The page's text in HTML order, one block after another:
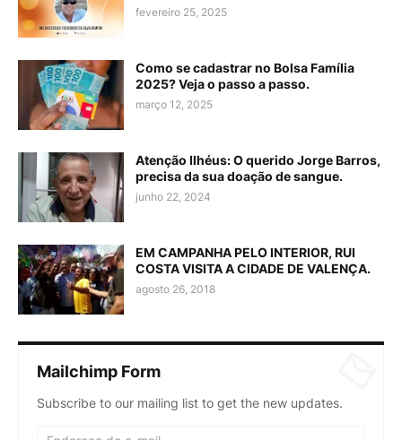
fevereiro 25, 2025
Como se cadastrar no Bolsa Família
2025? Veja o passo a passo.
março 12, 2025
Atenção Ilhéus: O querido Jorge Barros,
precisa da sua doação de sangue.
junho 22, 2024
EM CAMPANHA PELO INTERIOR, RUI
COSTA VISITA A CIDADE DE VALENÇA.
agosto 26, 2018
Mailchimp Form
Subscribe to our mailing list to get the new updates.